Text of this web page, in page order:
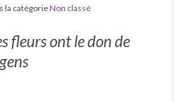
la catégorieNon classé
fleurs ont le don de